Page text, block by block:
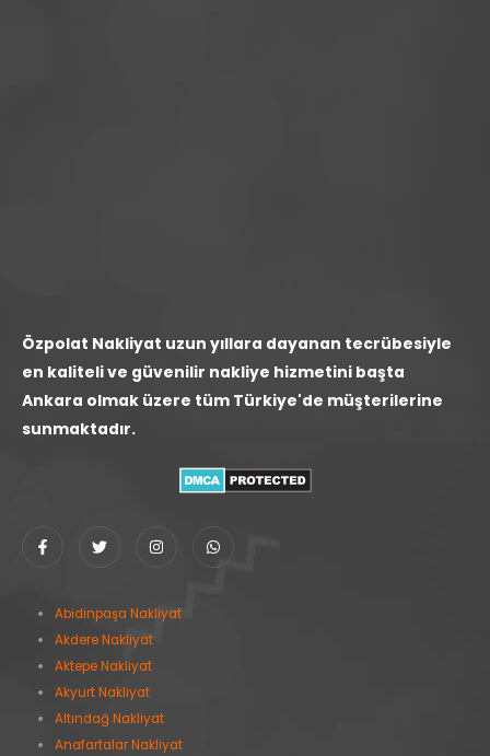
Özpolat Nakliyat uzun yıllara dayanan tecrübesiyle
en kaliteli ve güvenilir nakliye hizmetini başta
Ankara olmak üzere tüm Türkiye'de müşterilerine
sunmaktadır.
Abidinpaşa Nakliyat
Akdere Nakliyat
Aktepe Nakliyat
Akyurt Nakliyat
Altındağ Nakliyat
Anafartalar Nakliyat